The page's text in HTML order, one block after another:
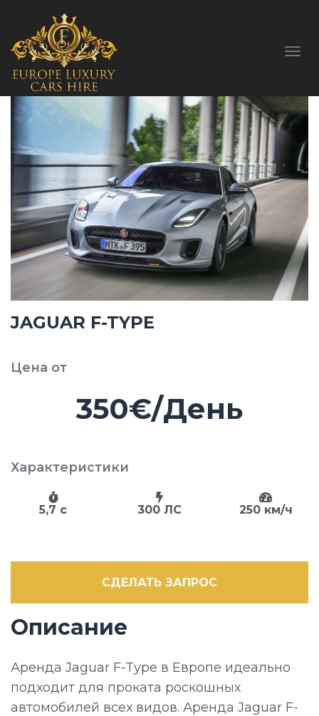
JAGUAR F-TYPE
Цена от
350€/День
Характеристики
5,7 c 300 ЛС 250 км/ч
СДЕЛАТЬ ЗАПРОС
Описание
Аренда Jaguar F-Type в Европе идеально
подходит для проката роскошных
автомобилей всех видов. Аренда Jaguar F-